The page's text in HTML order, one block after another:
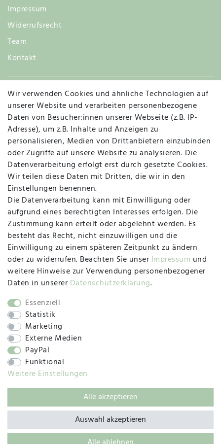
Impressum
Widerrufsrecht
Team
Kontakt
Widerruf
Vertrag widerrufen Kontakt
MAPALI VOR ORT
Herzogstraße 10
47533 Kleve
Montag, Dienstag, Donnerstag, Freitag
09:00 Uhr bis 13:00 Uhr
Mittwoch
09:00 Uhr bis 12:00 Uhr
SOCIAL
© 2019 – 2025 SILC GmbH
Wir verwenden Cookies und ähnliche Technologien auf
unserer Website und verarbeiten personenbezogene
Daten von Besucher:innen unserer Webseite (z.B. IP-
Adresse), um z.B. Inhalte und Anzeigen zu
personalisieren, Medien von Drittanbietern einzubinden
oder Zugriffe auf unsere Website zu analysieren. Die
Datenverarbeitung erfolgt erst durch gesetzte Cookies.
Wir teilen diese Daten mit Dritten, die wir in den
Einstellungen benennen.
Die Datenverarbeitung kann mit Einwilligung oder
aufgrund eines berechtigten Interesses erfolgen. Die
Zustimmung kann erteilt oder abgelehnt werden. Es
besteht das Recht, nicht einzuwilligen und die
Einwilligung zu einem späteren Zeitpunkt zu ändern
oder zu widerrufen. Beachten Sie unser Impressum und
weitere Hinweise zur Verwendung personenbezogener
Daten in unserer Daten­schutz­erklärung.
Essenziell
Statistik
Marketing
Externe Medien
PayPal
Funktional
Weitere Einstellungen
Alle akzeptieren
Auswahl akzeptieren